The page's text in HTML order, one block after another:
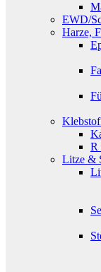
EWD/
Harze,
R
Litze &